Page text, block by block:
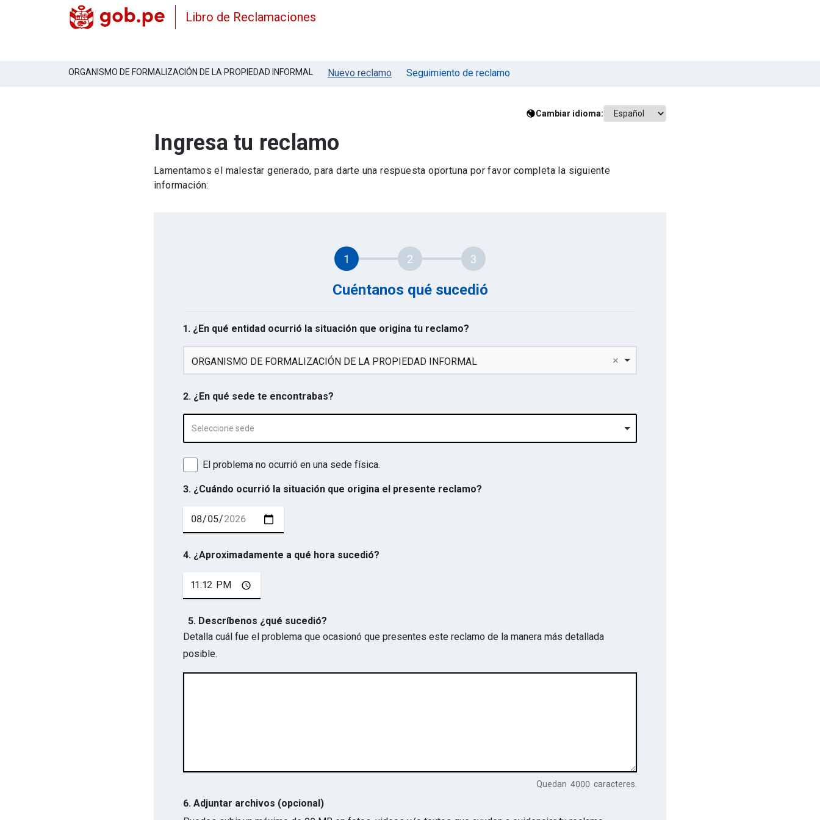
Libro de Reclamaciones
ORGANISMO DE FORMALIZACIÓN DE LA PROPIEDAD INFORMAL Nuevo reclamo Seguimiento de reclamo
Cambiar idioma:
Ingresa tu reclamo
Lamentamos el malestar generado, para darte una respuesta oportuna por favor completa la siguiente
información:
1 2 3
Cuéntanos qué sucedió
1. ¿En qué entidad ocurrió la situación que origina tu reclamo?
ORGANISMO DE FORMALIZACIÓN DE LA PROPIEDAD INFORMAL
2. ¿En qué sede te encontrabas?
Seleccione sede
El problema no ocurrió en una sede física.
3. ¿Cuándo ocurrió la situación que origina el presente reclamo?
4. ¿Aproximadamente a qué hora sucedió?
5. Descríbenos ¿qué sucedió?
Detalla cuál fue el problema que ocasionó que presentes este reclamo de la manera más detallada
posible.
Quedan 4000 caracteres.
6. Adjuntar archivos (opcional)